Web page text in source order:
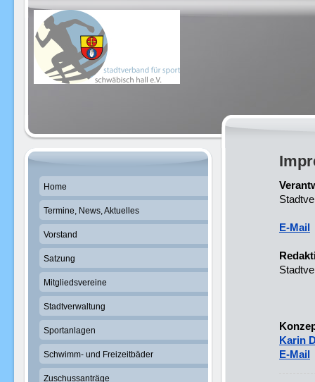
E-Mail
Karin
E-Mail
Home
Termine, News, Aktuelles
Vorstand
Satzung
Mitgliedsvereine
Stadtverwaltung
Sportanlagen
Schwimm- und Freizeitbäder
Zuschussanträge